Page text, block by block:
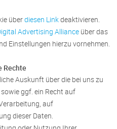
überdiesen Linkdeaktivieren.
Advertising Alliance über das
Einstellungen hierzu vornehmen.
Rechte
Auskunft über die bei uns zu
ggf. ein Recht auf
auf
dieser Daten.